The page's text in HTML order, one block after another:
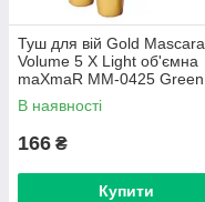
Туш для вій Gold Mascara
Volume 5 X Light об'ємна
maXmaR MM-0425 Green
В наявності
166 ₴
Купити